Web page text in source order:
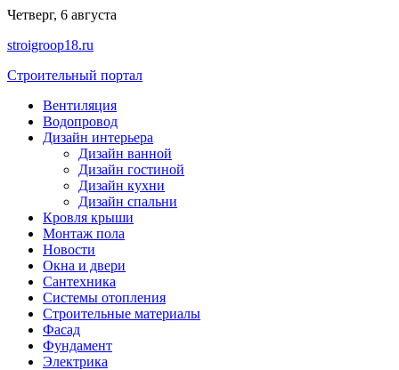
Перейти
содержимому
Четверг, 6 августа
stroigroop18.ru
Строительный портал
Вентиляция
Водопровод
Дизайн интерьера
Дизайн ванной
Дизайн гостиной
Дизайн кухни
Дизайн спальни
Кровля крыши
Монтаж пола
Новости
Окна и двери
Сантехника
Системы отопления
Строительные материалы
Фасад
Фундамент
Электрика